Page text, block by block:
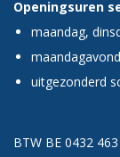
Openingsuren
maandag,
uitgezonderd
BTW BE 0432